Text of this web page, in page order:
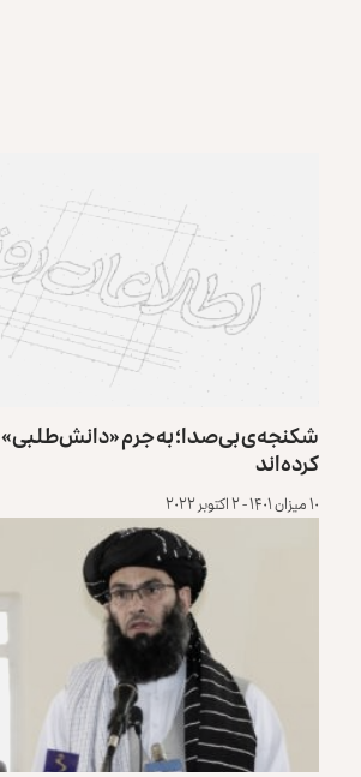
شکنجه‌ی بی‌صدا؛ به جرم
کرده‌اند
۱۰ میزان ۱۴۰۱ - ۲ اکتوبر ۲۰۲۲